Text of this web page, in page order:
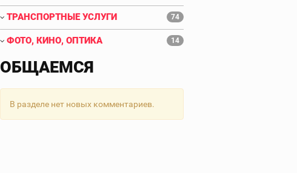
ТРАНСПОРТНЫЕ УСЛУГИ 74
ФОТО, КИНО, ОПТИКА 14
ОБЩАЕМСЯ
В разделе нет новых комментариев.